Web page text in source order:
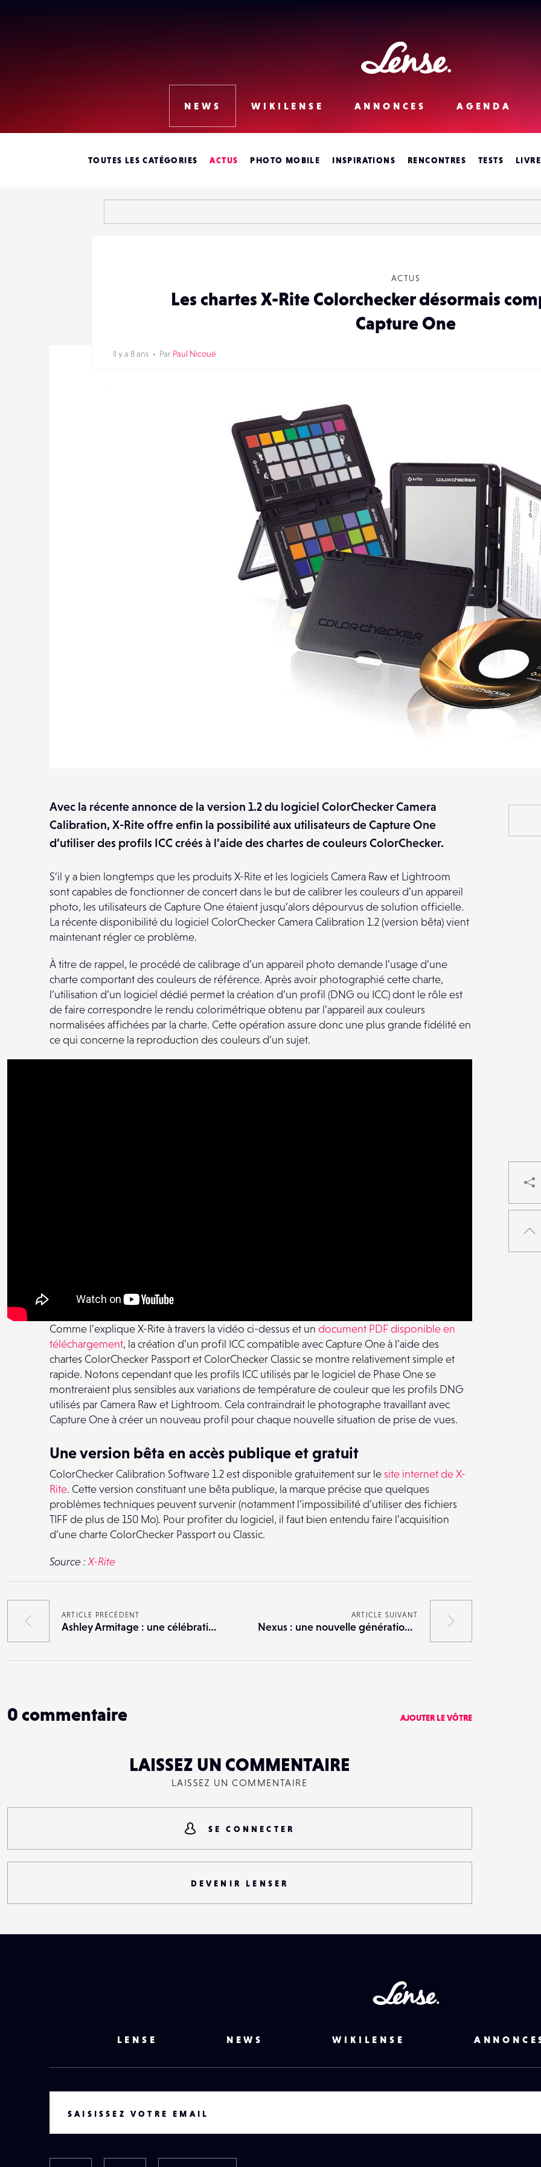
Lense
NEWS WIKILENSE ANNONCES AGENDA
TOUTES LES CATÉGORIES ACTUS PHOTO MOBILE INSPIRATIONS RENCONTRES TESTS
ACTUS
Les chartes X-Rite Colorchecker désormais
Capture One
Il y a 8 ans Par Paul Nicoué
Avec la récente annonce de la version 1.2 du logiciel ColorChecker Camera
Calibration, X-Rite offre enfin la possibilité aux utilisateurs de Capture One
d’utiliser des profils ICC créés à l’aide des chartes de couleurs ColorChecker.
S’il y a bien longtemps que les produits X-Rite et les logiciels Camera Raw et Lightroom
sont capables de fonctionner de concert dans le but de calibrer les couleurs d’un appareil
photo, les utilisateurs de Capture One étaient jusqu’alors dépourvus de solution officielle.
La récente disponibilité du logiciel ColorChecker Camera Calibration 1.2 (version bêta) vient
maintenant régler ce problème.
À titre de rappel, le procédé de calibrage d’un appareil photo demande l’usage d’une
charte comportant des couleurs de référence. Après avoir photographié cette charte,
l’utilisation d’un logiciel dédié permet la création d’un profil (DNG ou ICC) dont le rôle est
de faire correspondre le rendu colorimétrique obtenu par l’appareil aux couleurs
normalisées affichées par la charte. Cette opération assure donc une plus grande fidélité en
ce qui concerne la reproduction des couleurs d’un sujet.
Comme l’explique X-Rite à travers la vidéo ci-dessus et un document PDF disponible en
téléchargement, la création d’un profil ICC compatible avec Capture One à l’aide des
chartes ColorChecker Passport et ColorChecker Classic se montre relativement simple et
rapide. Notons cependant que les profils ICC utilisés par le logiciel de Phase One se
montreraient plus sensibles aux variations de température de couleur que les profils DNG
utilisés par Camera Raw et Lightroom. Cela contraindrait le photographe travaillant avec
Capture One à créer un nouveau profil pour chaque nouvelle situation de prise de vues.
Une version bêta en accès publique et gratuit
ColorChecker Calibration Software 1.2 est disponible gratuitement sur le site internet de X-
Rite. Cette version constituant une bêta publique, la marque précise que quelques
problèmes techniques peuvent survenir (notamment l’impossibilité d’utiliser des fichiers
TIFF de plus de 150 Mo). Pour profiter du logiciel, il faut bien entendu faire l’acquisition
d’une charte ColorChecker Passport ou Classic.
Source :X-Rite
ARTICLE PRÉCÉDENT
Ashley Armitage : une célébration du féminin
ARTICLE SUIVANT
Nexus : une nouvelle génération de parachutes pour drones
0 commentaire AJOUTER LE VÔTRE
LAISSEZ UN COMMENTAIRE
LAISSEZ UN COMMENTAIRE
SE CONNECTER
DEVENIR LENSER
LENSE NEWS WIKILENSE
SAISISSEZ VOTRE EMAIL